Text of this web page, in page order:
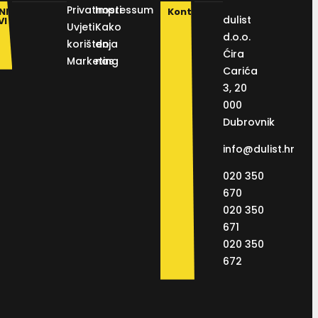
Privatnosti
Uvjeti
korištenja
Marketing
Impressum
Kako
do
nas
Kontakt
dulist
d.o.o.
Ćira
Carića
3, 20
000
Dubrovnik
info@dulist.hr
020 350
670
020 350
671
020 350
672